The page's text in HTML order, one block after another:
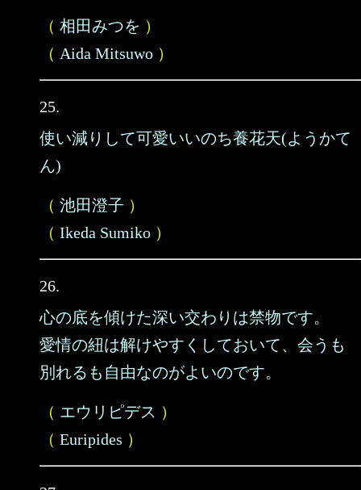
（ 相田みつを ）
（ Aida Mitsuwo ）
25.
使い減りして可愛いいのち養花天(ようかて
ん)
（ 池田澄子 ）
（ Ikeda Sumiko ）
26.
心の底を傾けた深い交わりは禁物です。
愛情の紐は解けやすくしておいて、会うも
別れるも自由なのがよいのです。
（ エウリピデス ）
（ Euripides ）